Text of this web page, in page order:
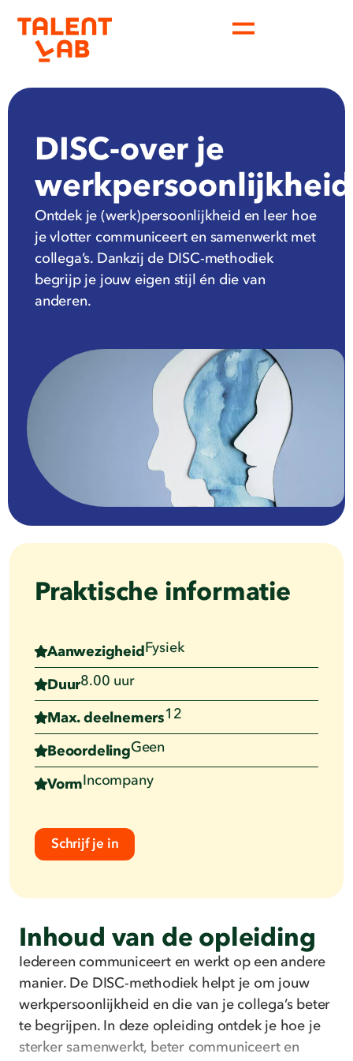
DISC-over je
werkpersoonlijkheid
Ontdek je (werk)persoonlijkheid en leer hoe
je vlotter communiceert en samenwerkt met
collega’s. Dankzij de DISC-methodiek
begrijp je jouw eigen stijl én die van
anderen.
Praktische informatie
Aanwezigheid Fysiek
Duur8.00 uur
Max. deelnemers12
BeoordelingGeen
Vorm Incompany
Schrijf je in
Inhoud van de opleiding
Iedereen communiceert en werkt op een andere
manier. De DISC-methodiek helpt je om jouw
werkpersoonlijkheid en die van je collega’s beter
te begrijpen. In deze opleiding ontdek je hoe je
sterker samenwerkt, beter communiceert en